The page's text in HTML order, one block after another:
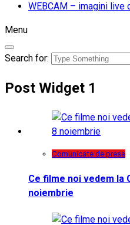
WEBCAM – imagini live
Menu
Search for:
Post Widget 1
Comunicate de presa
Ce filme noi vedem la
noiembrie